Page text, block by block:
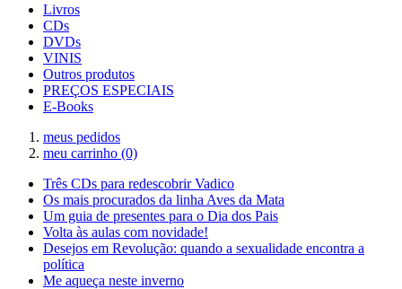
Livros
CDs
DVDs
VINIS
Outros produtos
PREÇOS ESPECIAIS
E-Books
meus pedidos
meu carrinho (0)
Três CDs para redescobrir Vadico
Os mais procurados da linha Aves da Mata
Um guia de presentes para o Dia dos Pais
Volta às aulas com novidade!
Desejos em Revolução: quando a sexualidade encontra a
política
Me aqueça neste inverno